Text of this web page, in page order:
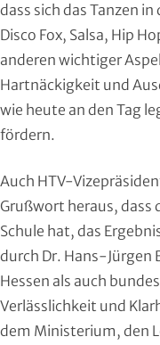
dass sich das Tanzen
Disco Fox, Salsa, Hip
anderen wichtiger
Hartnäckigkeit und
wie heute an den Tag
fördern.
Auch HTV-
Grußwort heraus, dass
Schule hat, das
durch Dr. Hans-Jürgen
Hessen als auch
Verlässlichkeit und
dem Ministerium, den
Kickboxen
Leichtathletik
Luftsport
Motorbootsport
Motorsport
Pferdesport
Pétanque